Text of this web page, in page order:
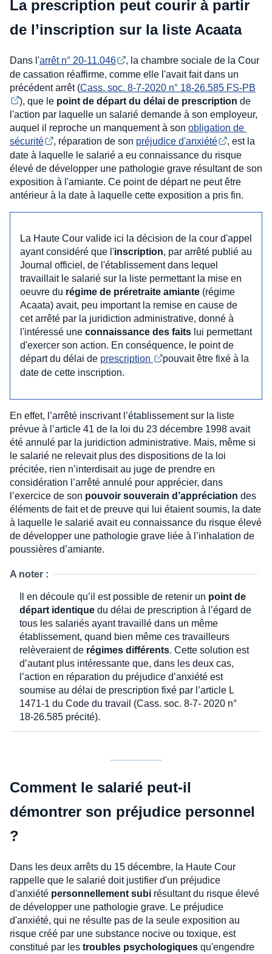
La prescription peut courir à partir
de l’inscription sur la liste Acaata
Dans l'arrêt n° 20-11.046
, la chambre sociale de la Cour
de cassation réaffirme, comme elle l'avait fait dans un
précédent arrêt (Cass. soc. 8-7-2020 n° 18-26.585 FS-PB
), que le point de départ du délai de prescription de
l'action par laquelle un salarié demande à son employeur,
auquel il reproche un manquement à son obligation de
sécurité
, réparation de son préjudice d'anxiété
, est la
date à laquelle le salarié a eu connaissance du risque
élevé de développer une pathologie grave résultant de son
exposition à l'amiante. Ce point de départ ne peut être
antérieur à la date à laquelle cette exposition a pris fin.
La Haute Cour valide ici la décision de la cour d'appel
ayant considéré que l'inscription, par arrêté publié au
Journal officiel, de l'établissement dans lequel
travaillait le salarié sur la liste permettant la mise en
oeuvre du régime de préretraite amiante (régime
Acaata) avait, peu important la remise en cause de
cet arrêté par la juridiction administrative, donné à
l'intéressé une connaissance des faits lui permettant
d'exercer son action. En conséquence, le point de
départ du délai de prescription
pouvait être fixé à la
date de cette inscription.
En effet, l’arrêté inscrivant l’établissement sur la liste
prévue à l’article 41 de la loi du 23 décembre 1998 avait
été annulé par la juridiction administrative. Mais, même si
le salarié ne relevait plus des dispositions de la loi
précitée, rien n’interdisait au juge de prendre en
considération l’arrêté annulé pour apprécier, dans
l’exercice de son pouvoir souverain d’appréciation des
éléments de fait et de preuve qui lui étaient soumis, la date
à laquelle le salarié avait eu connaissance du risque élevé
de développer une pathologie grave liée à l’inhalation de
poussières d’amiante.
A noter :
Il en découle qu’il est possible de retenir un point de
départ identique du délai de prescription à l’égard de
tous les salariés ayant travaillé dans un même
établissement, quand bien même ces travailleurs
relèveraient de régimes différents. Cette solution est
d’autant plus intéressante que, dans les deux cas,
l’action en réparation du préjudice d’anxiété est
soumise au délai de prescription fixé par l’article L
1471-1 du Code du travail (Cass. soc. 8-7- 2020 n°
18-26.585 précité).
Comment le salarié peut-il
démontrer son préjudice personnel
?
Dans les deux arrêts du 15 décembre, la Haute Cour
rappelle que le salarié doit justifier d'un préjudice
d'anxiété personnellement subi résultant du risque élevé
de développer une pathologie grave. Le préjudice
d'anxiété, qui ne résulte pas de la seule exposition au
risque créé par une substance nocive ou toxique, est
constitué par les troubles psychologiques qu'engendre